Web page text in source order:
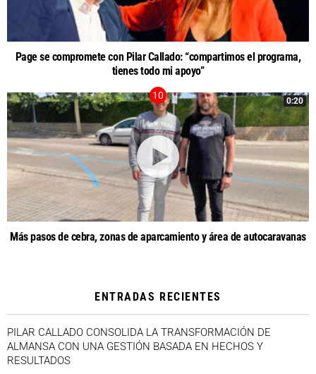
Page se compromete con Pilar Callado: “compartimos el programa,
tienes todo mi apoyo”
0:20
Más pasos de cebra, zonas de aparcamiento y área de autocaravanas
ENTRADAS RECIENTES
PILAR CALLADO CONSOLIDA LA TRANSFORMACIÓN DE
ALMANSA CON UNA GESTIÓN BASADA EN HECHOS Y
RESULTADOS